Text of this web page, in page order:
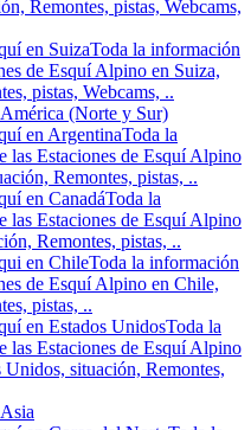
Remontes, pistas, Webcams,
en SuizaToda la información
de Esquí Alpino en Suiza,
pistas, Webcams, ..
(Norte y Sur)
en ArgentinaToda la
las Estaciones de Esquí Alpino
Remontes, pistas, ..
en CanadáToda la
las Estaciones de Esquí Alpino
Remontes, pistas, ..
en ChileToda la información
de Esquí Alpino en Chile,
pistas, ..
en Estados UnidosToda la
las Estaciones de Esquí Alpino
situación, Remontes,